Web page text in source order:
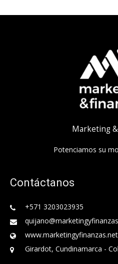
Marketing
Potenciamos su
Contáctanos
+571 3203023935
www.marketingyfinanzas.net
Girardot, Cundinamarca -